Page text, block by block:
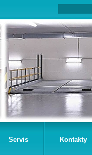
Servis Kontakty